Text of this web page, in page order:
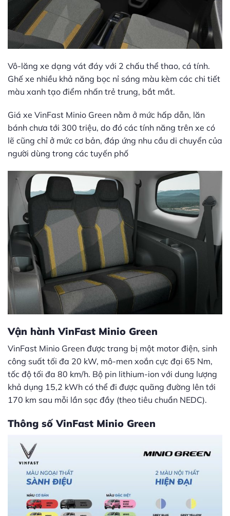
Vô-lăng xe dạng vát đáy với 2 chấu thể thao, cá tính.
Ghế xe nhiều khả năng bọc nỉ sáng màu kèm các chi tiết
màu xanh tạo điểm nhấn trẻ trung, bắt mắt.
Giá xe VinFast Minio Green nằm ở mức hấp dẫn, lăn
bánh chưa tới 300 triệu, do đó các tính năng trên xe có
lẽ cũng chỉ ở mức cơ bản, đáp ứng nhu cầu di chuyển của
người dùng trong các tuyến phố
Vận hành VinFast Minio Green
VinFast Minio Green được trang bị một motor điện, sinh
công suất tối đa 20 kW, mô-men xoắn cực đại 65 Nm,
tốc độ tối đa 80 km/h. Bộ pin lithium-ion với dung lượng
khả dụng 15,2 kWh có thể đi được quãng đường lên tới
170 km sau mỗi lần sạc đầy (theo tiêu chuẩn NEDC).
Thông số VinFast Minio Green